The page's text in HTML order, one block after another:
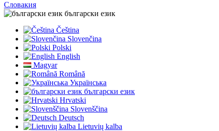
Словакия
български език
Čeština
Slovenčina
Polski
English
Magyar
Română
Українська
български език
Hrvatski
Slovenščina
Deutsch
Lietuvių kalba